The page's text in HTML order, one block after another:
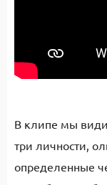
В клипе мы
три личности,
определенные